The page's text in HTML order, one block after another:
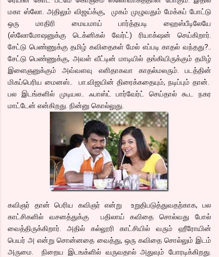
மகா ஸ்லோ. அதிலும் விஜய்க்கு, முகம் முழுவதும் மேக்கப் போட்டு
ஒரு மாதிரி மையமாய் பார்த்தபடி ஹைஸ்பீடிலேயே
(ஸ்லோமோஷனுக்கு டெக்னிகல் வேர்ட்) ரியாக்‌ஷன் செய்கிறார்.
சேட்டு பெண்ணுக்கு தமிழ் கவிதைகள் மேல் எப்படி காதல் வந்தது?..
சேட்டு பெண்ணுக்கு, அவள் வீட்டின் மாடியில் தங்கியிருக்கும் தமிழ்
இளைஞனுக்கும் அவ்வளவு எளிதாகவா காதல்மலரும். படத்தின்
மிகப்பெரிய மைனஸ்.. பா.விஜயின் திரைக்கதையும், நடிப்பும் தான்.
பல இடங்களில் முடியல.. ஃபாஸ்ட் பார்வேர்ட் செய்தால் கூட நகர
மாட்டேன் என்கிறது. நின்னு கொல்லுது.
கவிஞர் தான் பெரிய கவிஞர் என்று உறுதிபடுத்துவதற்காக, பல
காட்சிகளில் வசனத்துக்கு பதிலாய் கவிதை சொல்வது போல்
வைத்திருக்கிறார். அதில் கல்லூரி காட்சியில் வரும் ஹீரோயின்
பெயர் அ என்று சொன்னதை வைத்து, ஒரு கவிதை சொல்லும் இடம்
அருமை. நிறைய இடஙக்ளில் வருவதால் அதுவும் போரடிக்கிறது.